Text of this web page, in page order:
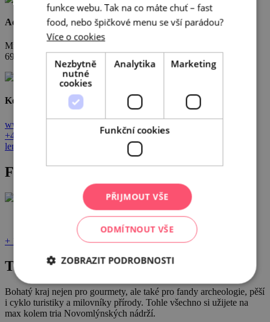
Adresa
Mušlov 30
692 01 Mikulov
Kontakty
www.vican.wine
+420 724 306 029
lenka@vican.wine
Fotogalerie
+ 1
Tipy na aktivity v okolí
Bohatý kraj nejen pro gourmety, ale také pro fandy archeologie, pěší
i cyklo turistiky a milovníky přírody. Tohle všechno si užijete na
max kolem tria Novomlýnských nádrží.
funkce webu. Tak na co máte chuť – fast
food, nebo špičkové menu se vší parádou?
Více o cookies
Nezbytně
nutné
cookies
Analytika Marketing
Funkční cookies
PŘIJMOUT VŠE
ODMÍTNOUT VŠE
ZOBRAZIT PODROBNOSTI